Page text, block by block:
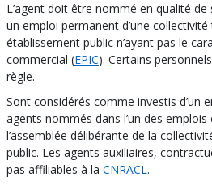
L’agent doit être nommé en qualité
un emploi permanent d’une collectivité
établissement public n’ayant pas le
commercial (EPIC). Certains
règle.
Sont considérés comme investis d’un
agents nommés dans l’un des
l’assemblée délibérante de la
public. Les agents auxiliaires,
pas affiliables à la CNRACL.